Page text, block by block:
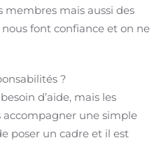
membres mais aussi des
font confiance et on ne
?
d’aide, mais les
une simple
poser un cadre et il est